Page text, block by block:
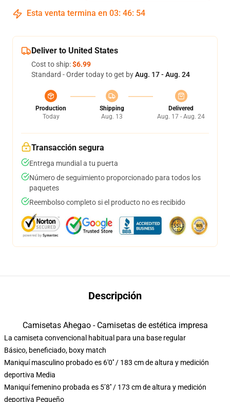
Esta venta termina en 03: 46: 54
Deliver to United States
Cost to ship:$6.99
Standard - Order today to get byAug. 17 - Aug. 24
Production
Today
Shipping
Aug. 13
Delivered
Aug. 17 - Aug. 24
Transacción segura
Entrega mundial a tu puerta
Número de seguimiento proporcionado para todos los
paquetes
Reembolso completo si el producto no es recibido
Descripción
Camisetas Ahegao - Camisetas de estética impresa
La camiseta convencional habitual para una base regular
Básico, beneficiado, boxy match
Maniquí masculino probado es 6'0′′ / 183 cm de altura y medición
deportiva Media
Maniquí femenino probada es 5’8′′ / 173 cm de altura y medición
deportiva Pequeño